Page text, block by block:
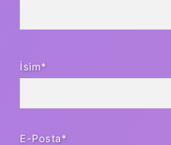
İsim*
E-Posta*